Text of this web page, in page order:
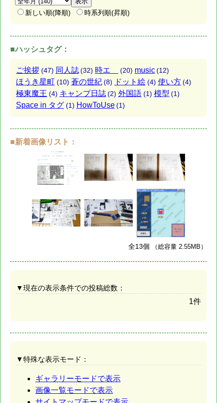
新しい順(降順) 時系列順(昇順)
■ハッシュタグ：
ご挨拶 (47) 同人誌 (32) 時エ (20) music (12)
ほうき星町 (10) 蒼の世紀 (8) ドット絵 (4) 使い方 (4)
極東魔王 (4) キャンプ日誌 (2) 外国語 (1) 模型 (1)
Space in タグ (1) HowToUse (1)
■新着画像リスト：
全13個 （総容量 2.55MB）
▼現在の表示条件での投稿総数：
1件
▼特殊な表示モード：
ギャラリーモードで表示
画像一覧モードで表示